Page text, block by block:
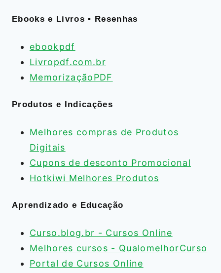
Ebooks e Livros • Resenhas
ebookpdf
Livropdf.com.br
MemorizaçãoPDF
Produtos e Indicações
Melhores compras de Produtos
Digitais
Cupons de desconto Promocional
Hotkiwi Melhores Produtos
Aprendizado e Educação
Curso.blog.br - Cursos Online
Melhores cursos - QualomelhorCurso
Portal de Cursos Online